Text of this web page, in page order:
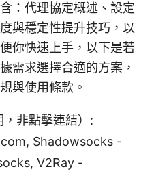
：代理協定概述、設定
與穩定性提升技巧，以
你快速上手，以下是若
需求選擇合適的方案，
與使用條款。
非點擊連結）:
Shadowsocks -
V2Ray -